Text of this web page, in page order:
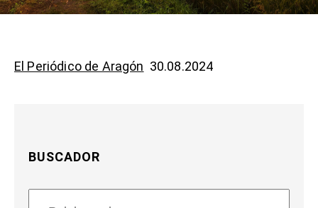
El Periódico de Aragón 30.08.2024
BUSCADOR